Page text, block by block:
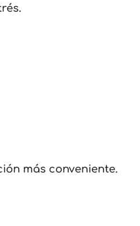
más conveniente.